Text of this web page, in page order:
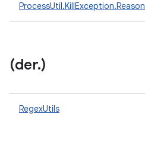
ProcessUtil.KillException.Reason
(der.)
RegexUtils